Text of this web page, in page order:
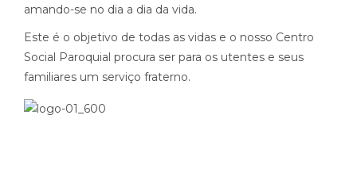
amando-se no dia a dia da vida.
Este é o objetivo de todas as vidas e o nosso Centro
Social Paroquial procura ser para os utentes e seus
familiares um serviço fraterno.